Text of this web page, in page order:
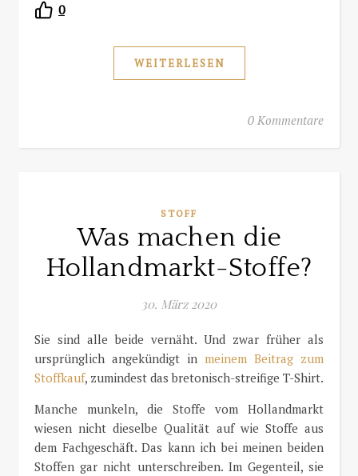
0
WEITERLESEN
0 Kommentare
STOFF
Was machen die
Hollandmarkt-Stoffe?
30. März 2020
Sie sind alle beide vernäht. Und zwar früher als
ursprünglich angekündigt in meinem Beitrag zum
Stoffkauf, zumindest das bretonisch-streifige T-Shirt.
Manche munkeln, die Stoffe vom Hollandmarkt
wiesen nicht dieselbe Qualität auf wie Stoffe aus
dem Fachgeschäft. Das kann ich bei meinen beiden
Stoffen gar nicht unterschreiben. Im Gegenteil, sie